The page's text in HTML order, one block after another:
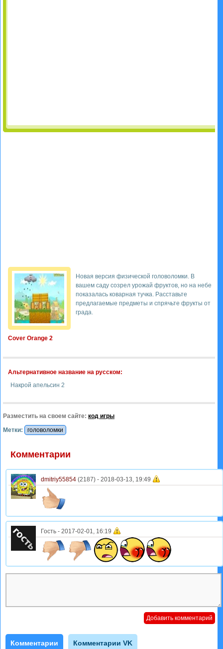
Cover Orange 2
Новая версия физической головоломки. В
вашем саду созрел урожай фруктов, но на небе
показалась коварная тучка. Расставьте
предлагаемые предметы и спрячьте фрукты от
града.
Альтернативное название на русском:
Накрой апельсин 2
Разместить на своем сайте: код игры
Метки:
головоломки
Комментарии
dmitriy55854 (2187) - 2018-03-13, 19:49
Гость - 2017-02-01, 16:19
Комментарии Комментарии VK